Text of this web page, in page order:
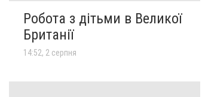
Робота з дітьми в Великої
Британії
14:52, 2 серпня